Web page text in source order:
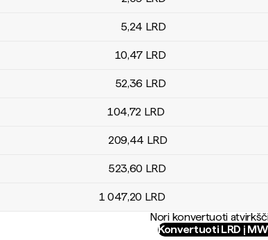
5,24 LRD
10,47 LRD
52,36 LRD
104,72 LRD
209,44 LRD
523,60 LRD
1 047,20 LRD
Nori konvertuoti
Konvertuoti LRD į